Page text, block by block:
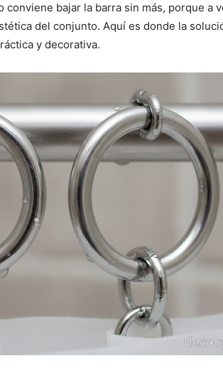
bajar la barra sin más, porque a
del conjunto. Aquí es donde la
y decorativa.